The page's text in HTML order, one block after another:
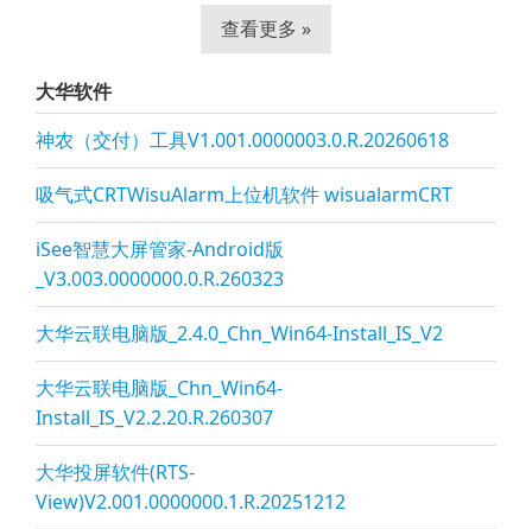
查看更多 »
大华软件
神农（交付）工具V1.001.0000003.0.R.20260618
吸气式CRTWisuAlarm上位机软件 wisualarmCRT
iSee智慧大屏管家-Android版
_V3.003.0000000.0.R.260323
大华云联电脑版_2.4.0_Chn_Win64-Install_IS_V2
大华云联电脑版_Chn_Win64-
Install_IS_V2.2.20.R.260307
大华投屏软件(RTS-
View)V2.001.0000000.1.R.20251212